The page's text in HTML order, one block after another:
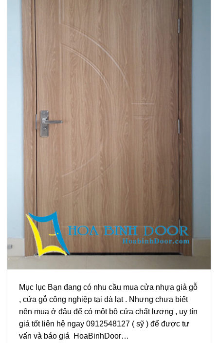
Mục lục Bạn đang có nhu cầu mua cửa nhựa giả gỗ
, cửa gỗ công nghiệp tại đà lạt . Nhưng chưa biết
nên mua ở đâu để có một bộ cửa chất lượng , uy tín
giá tốt liên hệ ngay 0912548127 ( sỹ ) để được tư
vấn và báo giá HoaBinhDoor…